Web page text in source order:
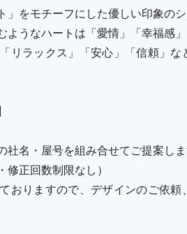
」をモチーフにした優しい印象のシ
うなハートは「愛情」「幸福感」
リラックス」「安心」「信頼」
名・屋号を組み合せてご提案しま
修正回数制限なし）
おりますので、デザインのご依